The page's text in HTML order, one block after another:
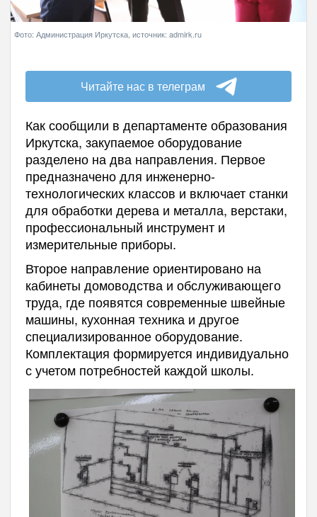
Фото: Администрация Иркутска, источник: admirk.ru
Читайте нас в телеграм
Как сообщили в департаменте образования
Иркутска, закупаемое оборудование
разделено на два направления. Первое
предназначено для инженерно-
технологических классов и включает станки
для обработки дерева и металла, верстаки,
профессиональный инструмент и
измерительные приборы.
Второе направление ориентировано на
кабинеты домоводства и обслуживающего
труда, где появятся современные швейные
машины, кухонная техника и другое
специализированное оборудование.
Комплектация формируется индивидуально
с учетом потребностей каждой школы.